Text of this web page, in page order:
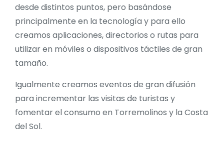
desde distintos puntos, pero basándose
principalmente en la tecnología y para ello
creamos aplicaciones, directorios o rutas para
utilizar en móviles o dispositivos táctiles de gran
tamaño.
Igualmente creamos eventos de gran difusión
para incrementar las visitas de turistas y
fomentar el consumo en Torremolinos y la Costa
del Sol.